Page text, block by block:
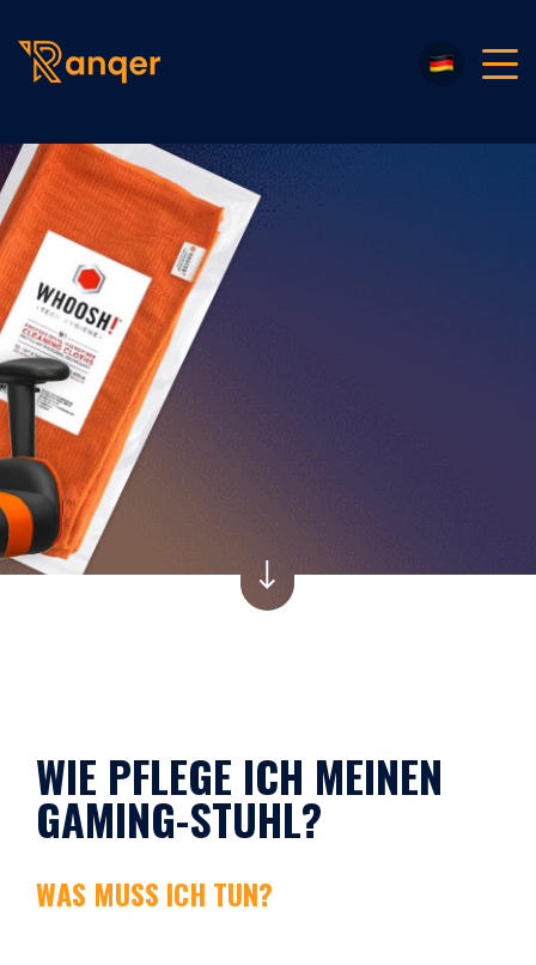
WIE PFLEGE ICH MEINEN
GAMING-STUHL?
WAS MUSS ICH TUN?